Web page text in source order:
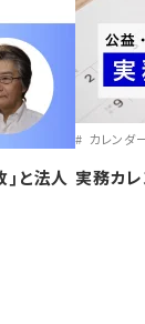
｣と法人
カレンダ
実務カ